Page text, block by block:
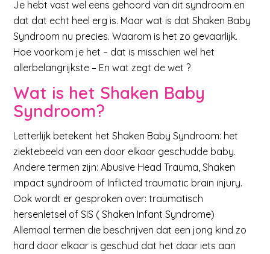
Je hebt vast wel eens gehoord van dit syndroom en
dat dat echt heel erg is. Maar wat is dat Shaken Baby
Syndroom nu precies. Waarom is het zo gevaarlijk.
Hoe voorkom je het – dat is misschien wel het
allerbelangrijkste – En wat zegt de wet ?
Wat is het Shaken Baby
Syndroom?
Letterlijk betekent het Shaken Baby Syndroom: het
ziektebeeld van een door elkaar geschudde baby.
Andere termen zijn: Abusive Head Trauma, Shaken
impact syndroom of Inflicted traumatic brain injury.
Ook wordt er gesproken over: traumatisch
hersenletsel of SIS ( Shaken Infant Syndrome)
Allemaal termen die beschrijven dat een jong kind zo
hard door elkaar is geschud dat het daar iets aan